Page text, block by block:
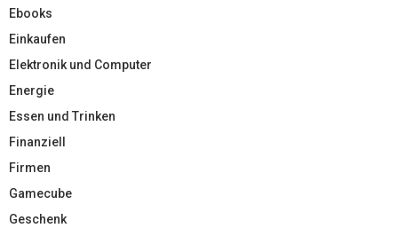
Ebooks
Einkaufen
Elektronik und Computer
Energie
Essen und Trinken
Finanziell
Firmen
Gamecube
Geschenk